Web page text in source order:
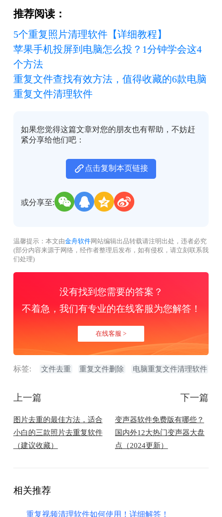
推荐阅读：
5个重复照片清理软件【详细教程】
苹果手机投屏到电脑怎么投？1分钟学会这4
个方法
重复文件查找有效方法，值得收藏的6款电脑
重复文件清理软件
如果您觉得这篇文章对您的朋友也有帮助，不妨赶
紧分享给他们吧：
点击复制本页链接
或分享至:
温馨提示：本文由金舟软件网站编辑出品转载请注明出处，违者必究
(部分内容来源于网络，经作者整理后发布，如有侵权，请立刻联系我
们处理)
没有找到您需要的答案？
不着急，我们有专业的在线客服为您解答！
在线客服 >
标签: 文件去重 重复文件删除 电脑重复文件清理软件
上一篇
​图片去重的最佳方法，适合
小白的三款照片去重复软件
（建议收藏）
下一篇
变声器软件免费版有哪些？
国内外12大热门变声器大盘
点（2024更新）
相关推荐
重复视频清理软件如何使用！详细解答！